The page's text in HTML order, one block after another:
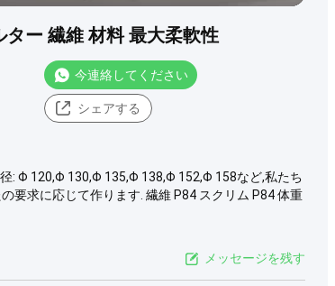
ー 繊維 材料 最大柔軟性
今連絡してください
シェアする
: Φ 120,Φ 130,Φ 135,Φ 138,Φ 152,Φ 158など,私たち
要求に応じて作ります. 繊維 P84 スクリム P84 体重
メッセージを残す